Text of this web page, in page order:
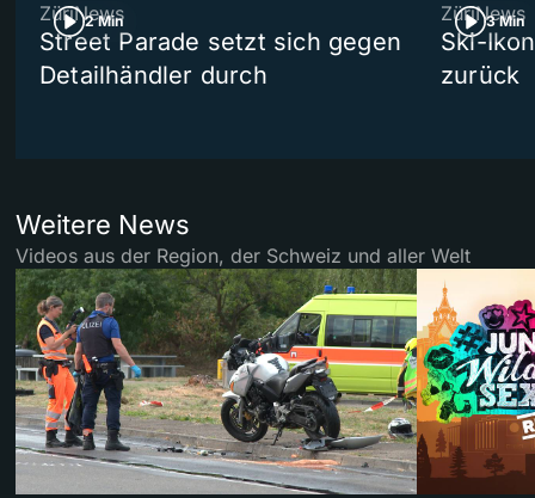
2 Min
ZüriNews
Street Parade setzt sich gegen
Detailhändler durch
3 Min
ZüriNews
Ski-
zurück
Weitere News
Videos aus der Region, der Schweiz und aller Welt